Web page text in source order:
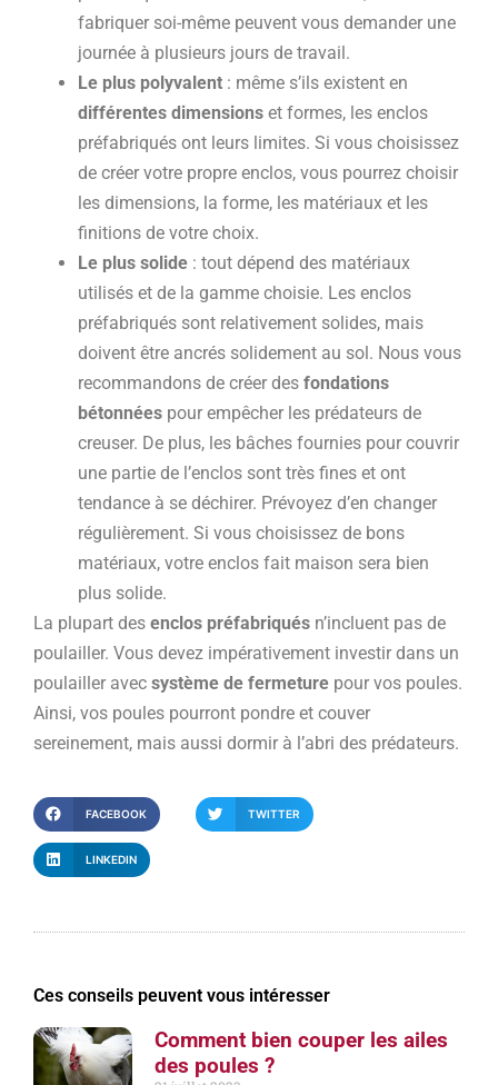
fabriquer soi-même peuvent vous demander une
journée à plusieurs jours de travail.
Le plus polyvalent : même s’ils existent en
différentes dimensions et formes, les enclos
préfabriqués ont leurs limites. Si vous choisissez
de créer votre propre enclos, vous pourrez choisir
les dimensions, la forme, les matériaux et les
finitions de votre choix.
Le plus solide : tout dépend des matériaux
utilisés et de la gamme choisie. Les enclos
préfabriqués sont relativement solides, mais
doivent être ancrés solidement au sol. Nous vous
recommandons de créer des fondations
bétonnées pour empêcher les prédateurs de
creuser. De plus, les bâches fournies pour couvrir
une partie de l’enclos sont très fines et ont
tendance à se déchirer. Prévoyez d’en changer
régulièrement. Si vous choisissez de bons
matériaux, votre enclos fait maison sera bien
plus solide.
La plupart des enclos préfabriqués n’incluent pas de
poulailler. Vous devez impérativement investir dans un
poulailler avec système de fermeture pour vos poules.
Ainsi, vos poules pourront pondre et couver
sereinement, mais aussi dormir à l’abri des prédateurs.
FACEBOOK TWITTER
LINKEDIN
Ces conseils peuvent vous intéresser
Comment bien couper les ailes
des poules ?